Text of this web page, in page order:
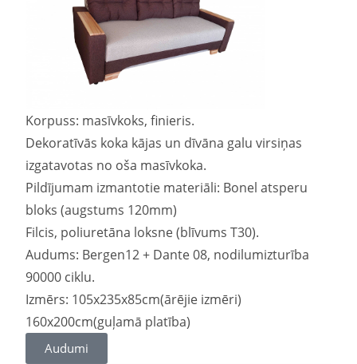
Korpuss: masīvkoks, finieris.
Dekoratīvās koka kājas un dīvāna galu virsiņas
izgatavotas no oša masīvkoka.
Pildījumam izmantotie materiāli: Bonel atsperu
bloks (augstums 120mm)
Filcis, poliuretāna loksne (blīvums T30).
Audums: Bergen12 + Dante 08, nodilumizturība
90000 ciklu.
Izmērs: 105x235x85cm(ārējie izmēri)
160x200cm(guļamā platība)
Audumi